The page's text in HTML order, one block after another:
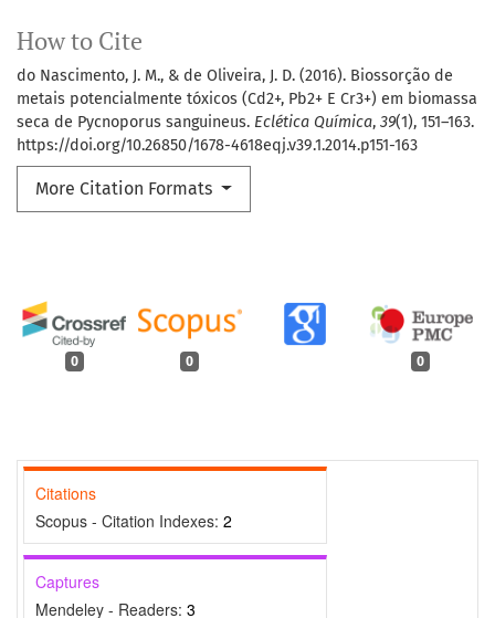
How to Cite
do Nascimento, J. M., & de Oliveira, J. D. (2016). Biossorção de
metais potencialmente tóxicos (Cd2+, Pb2+ E Cr3+) em biomassa
seca de Pycnoporus sanguineus. Eclética Química, 39(1), 151–163.
https://doi.org/10.26850/1678-4618eqj.v39.1.2014.p151-163
More Citation Formats
0 0 0
Citations
Scopus - Citation Indexes: 2
Captures
Mendeley - Readers: 3